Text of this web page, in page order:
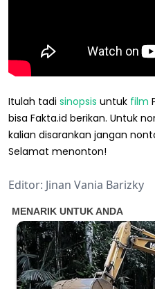
Itulah tadi sinopsis untuk film
bisa Fakta.id berikan. Untuk
kalian disarankan jangan
Selamat menonton!
Editor: Jinan Vania Barizky